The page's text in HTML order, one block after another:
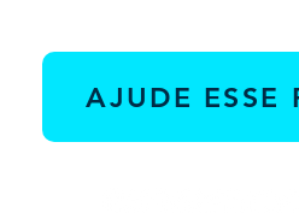
AJUDE ESSE